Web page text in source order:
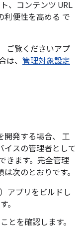
、コンテンツ URL
利便性を高める で
ご覧くださいアプ
は、 管理対象設定
開発する場合、 工
イスの管理者として
きます。完全管理
次のとおりです。
アプリをビルドし
。
とを確認します。